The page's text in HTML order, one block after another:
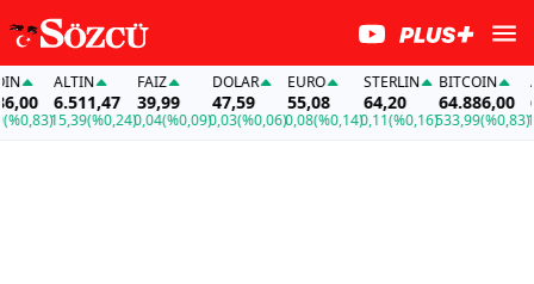
ALTIN
6.511,47
15,39(%0,24)
FAİZ
39,99
0,04(%0,09)
DOLAR
47,59
0,03(%0,06)
EURO
55,08
0,08(%0,14)
STERLIN
64,20
0,11(%0,16)
BITCOIN
64.886,00
533,99(%0,83)